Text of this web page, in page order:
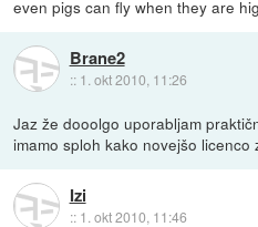
even pigs can fly when they are
Brane2
:: 1. okt 2010, 11:26
Jaz že dooolgo uporabljam
imamo sploh kako novejšo licenco
Izi
:: 1. okt 2010, 11:46